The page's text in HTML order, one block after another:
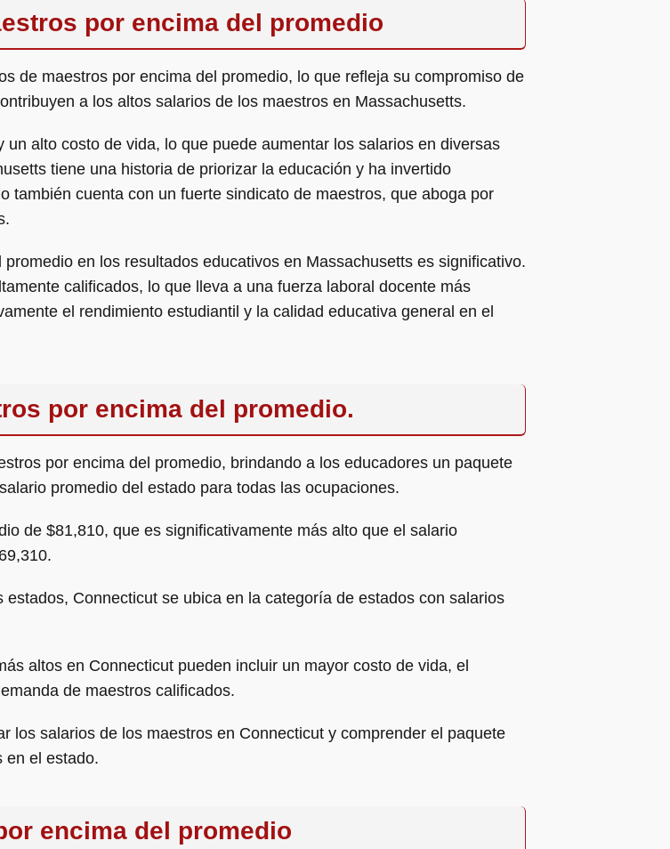
por encima del promedio
de maestros por encima del promedio, lo que refleja su compromiso de
a los altos salarios de los maestros en Massachusetts.
un alto costo de vida, lo que puede aumentar los salarios en diversas
tiene una historia de priorizar la educación y ha invertido
también cuenta con un fuerte sindicato de maestros, que aboga por
en los resultados educativos en Massachusetts es significativo.
calificados, lo que lleva a una fuerza laboral docente más
el rendimiento estudiantil y la calidad educativa general en el
por encima del promedio.
por encima del promedio, brindando a los educadores un paquete
promedio del estado para todas las ocupaciones.
de $81,810, que es significativamente más alto que el salario
Connecticut se ubica en la categoría de estados con salarios
altos en Connecticut pueden incluir un mayor costo de vida, el
de maestros calificados.
los salarios de los maestros en Connecticut y comprender el paquete
en el estado.
encima del promedio